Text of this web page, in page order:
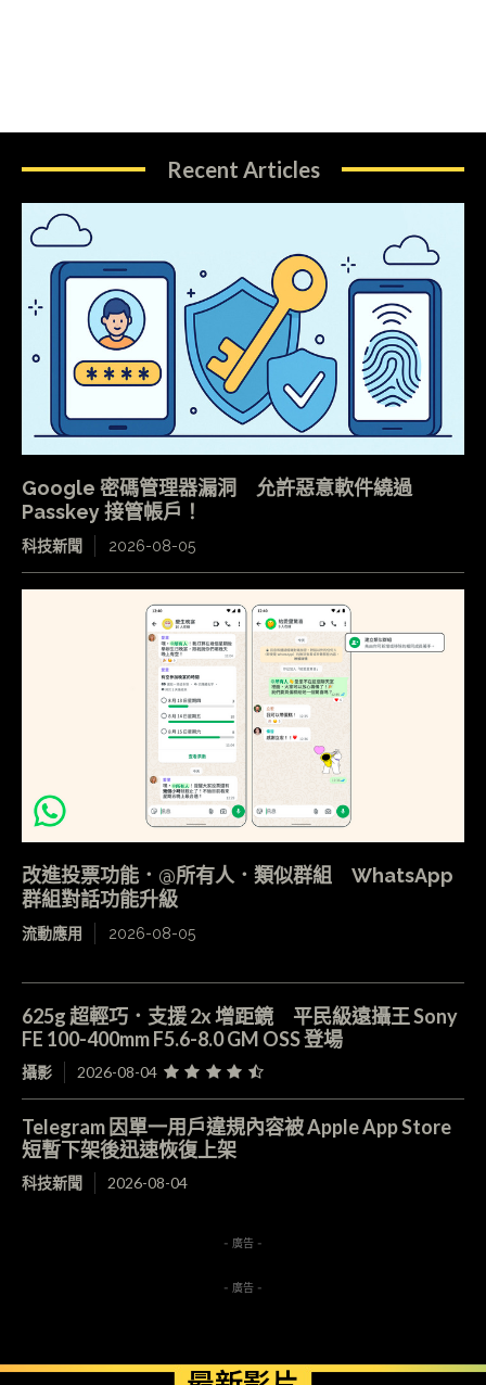
Recent Articles
Google 密碼管理器漏洞 允許惡意軟件繞過
Passkey 接管帳戶！
科技新聞 2026-08-05
改進投票功能．@所有人．類似群組 WhatsApp
群組對話功能升級
流動應用 2026-08-05
625g 超輕巧．支援 2x 增距鏡 平民級遠攝王 Sony
FE 100-400mm F5.6-8.0 GM OSS 登場
攝影 2026-08-04
Telegram 因單一用戶違規內容被 Apple App Store
短暫下架後迅速恢復上架
科技新聞 2026-08-04
- 廣告 -
- 廣告 -